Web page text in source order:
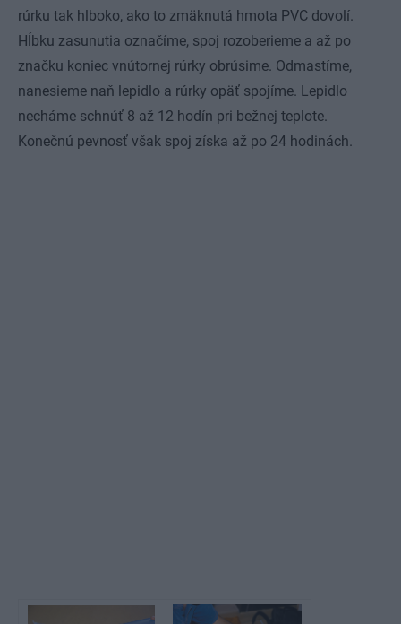
rúrku tak hlboko, ako to zmäknutá hmota PVC dovolí.
Hĺbku zasunutia označíme, spoj rozoberieme a až po
značku koniec vnútornej rúrky obrúsime. Odmastíme,
nanesieme naň lepidlo a rúrky opäť spojíme. Lepidlo
necháme schnúť 8 až 12 hodín pri bežnej teplote.
Konečnú pevnosť však spoj získa až po 24 hodinách.